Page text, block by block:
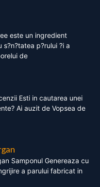
este un ingredient
p?rului ?i a
de
Esti in cautarea unei
Ai auzit de Vopsea de
Samponul Genereaza cu
a parului fabricat in